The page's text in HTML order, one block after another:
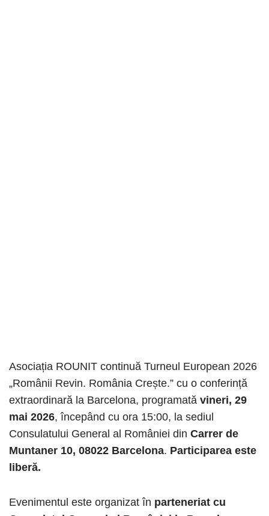
Asociația ROUNIT continuă Turneul European 2026
„Românii Revin. România Crește.” cu o conferință
extraordinară la Barcelona, programată vineri, 29
mai 2026, începând cu ora 15:00, la sediul
Consulatului General al României din Carrer de
Muntaner 10, 08022 Barcelona. Participarea este
liberă.
Evenimentul este organizat în parteneriat cu